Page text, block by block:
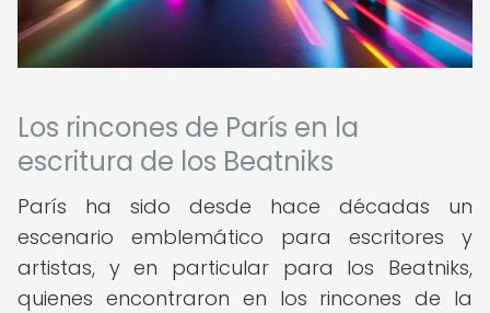
Los rincones de París en la
escritura de los Beatniks
París ha sido desde hace décadas un
escenario emblemático para escritores y
artistas, y en particular para los Beatniks,
quienes encontraron en los rincones de la